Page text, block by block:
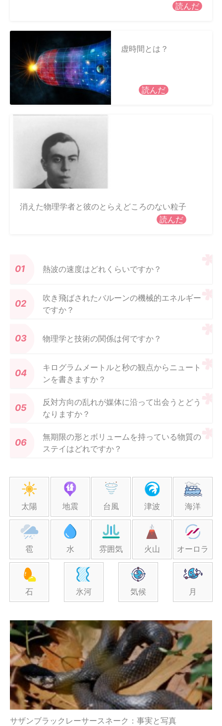
読んだ
虚時間とは？
読んだ
消えた物理学者と彼のとらえどころのない粒子
読んだ
熱波の速度はどれくらいですか？
吹き飛ばされたバルーンの機械的エネルギー
ですか？
物理学と技術の関係は何ですか？
キログラムメートルと秒の観点からニュート
ンを書きますか？
反対方向の乱れが媒体に沿って出会うとどう
なりますか？
無期限の形とボリュームを持っている物質の
ステイはどれですか？
太陽 地震 台風 津波 海洋
雹 水 雰囲気 火山 オーロラ
石 氷河 気候 月
サザンブラックレーサースネーク：事実と写真